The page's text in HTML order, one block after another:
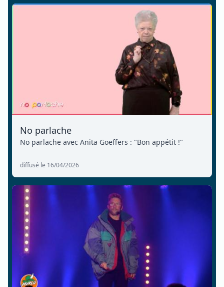
No parlache
No parlache avec Anita Goeffers : "Bon appétit !"
diffusé le 16/04/2026